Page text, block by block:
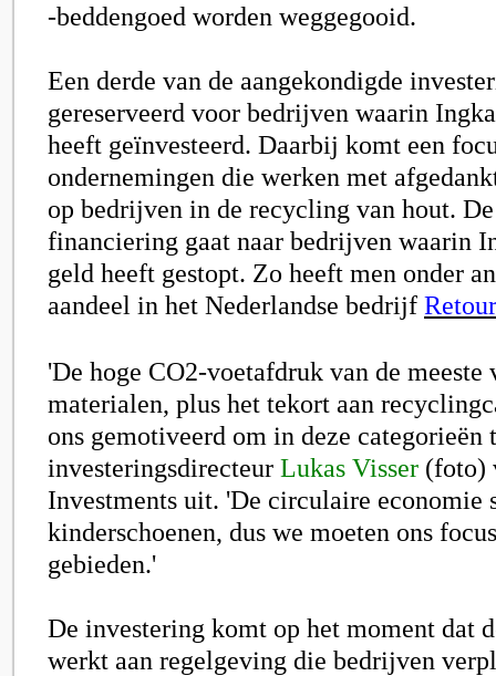
-beddengoed worden weggegooid.
Een derde van de aangekondigde
gereserveerd voor bedrijven waarin
heeft geïnvesteerd. Daarbij komt een
ondernemingen die werken met
op bedrijven in de recycling van hout.
financiering gaat naar bedrijven waarin
geld heeft gestopt. Zo heeft men onder
aandeel in het Nederlandse bedrijf
'De hoge CO2-voetafdruk van de meeste
materialen, plus het tekort aan
ons gemotiveerd om in deze categorieën
investeringsdirecteur Lukas Visser (foto)
Investments uit. 'De circulaire economie
kinderschoenen, dus we moeten ons
gebieden.'
De investering komt op het moment dat
werkt aan regelgeving die bedrijven